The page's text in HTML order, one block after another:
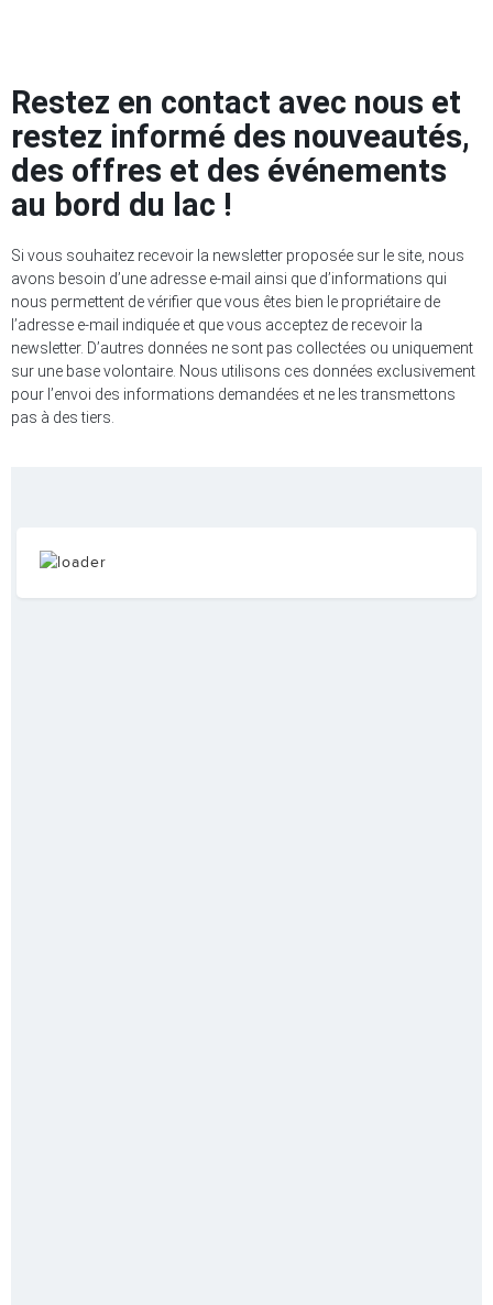
Restez en contact avec nous et
restez informé des nouveautés,
des offres et des événements
au bord du lac !
Si vous souhaitez recevoir la newsletter proposée sur le site, nous
avons besoin d’une adresse e-mail ainsi que d’informations qui
nous permettent de vérifier que vous êtes bien le propriétaire de
l’adresse e-mail indiquée et que vous acceptez de recevoir la
newsletter. D’autres données ne sont pas collectées ou uniquement
sur une base volontaire. Nous utilisons ces données exclusivement
pour l’envoi des informations demandées et ne les transmettons
pas à des tiers.